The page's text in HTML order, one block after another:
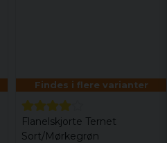
Findes i flere varianter
Flanelskjorte Ternet
Sort/Mørkegrøn